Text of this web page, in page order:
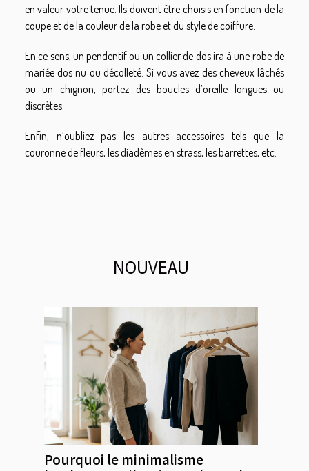
en valeur votre tenue. Ils doivent être choisis en fonction de la
coupe et de la couleur de la robe et du style de coiffure.
En ce sens, un pendentif ou un collier de dos ira à une robe de
mariée dos nu ou décolleté. Si vous avez des cheveux lâchés
ou un chignon, portez des boucles d’oreille longues ou
discrètes.
Enfin, n’oubliez pas les autres accessoires tels que la
couronne de fleurs, les diadèmes en strass, les barrettes, etc.
NOUVEAU
Pourquoi le minimalisme